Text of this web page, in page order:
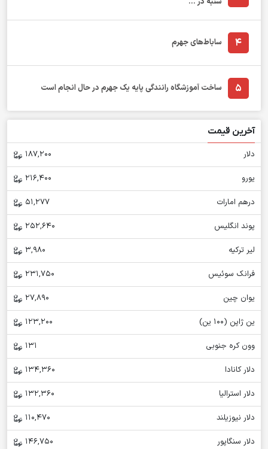
4 ساباط‌های جهرم
5 ساخت آموزشگاه رانندگی پایه یک جهرم در حال انجام است
آخرین قیمت
دلار
187,200
یورو
216,400
درهم امارات
51,277
پوند انگلیس
252,640
لیر ترکیه
3,980
فرانک سوئیس
231,750
یوان چین
27,890
ین ژاپن (100 ین)
123,200
وون کره جنوبی
131
دلار کانادا
134,360
دلار استرالیا
132,360
دلار نیوزیلند
110,470
دلار سنگاپور
146,750